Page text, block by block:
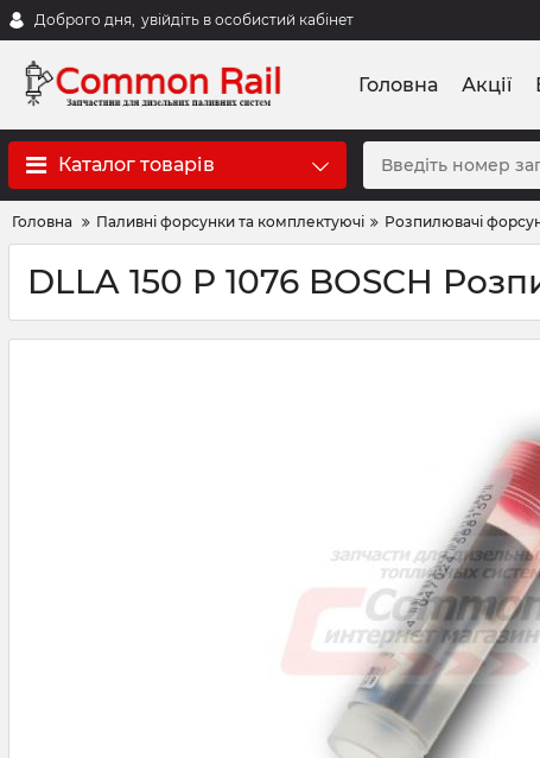
Доброго дня, увійдіть в особистий кабінет
Головна Акції
Каталог товарів
Головна Паливні форсунки та комплектуючі Розпилювачі
DLLA 150 P 1076 BOSCH